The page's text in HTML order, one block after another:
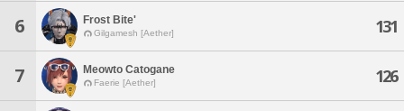
6 Frost Bite'
Gilgamesh [Aether] 131
7 Meowto Catogane
Faerie [Aether] 126